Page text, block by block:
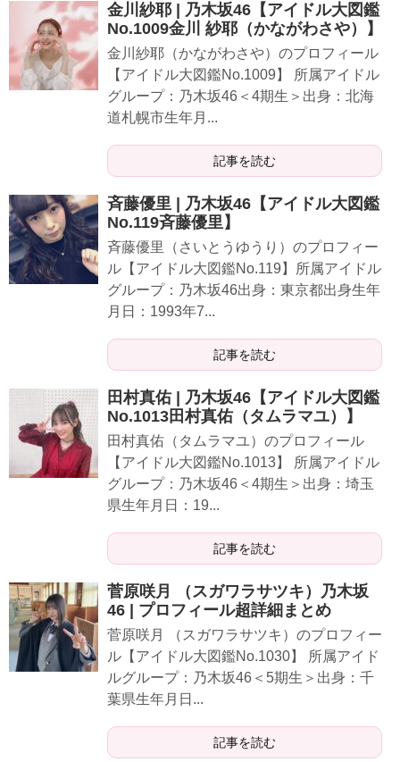
金川紗耶 | 乃木坂46【アイドル大図鑑
No.1009金川 紗耶（かながわさや）】
金川紗耶（かながわさや）のプロフィール
【アイドル大図鑑No.1009】 所属アイドル
グループ：乃木坂46＜4期生＞出身：北海
道札幌市生年月...
記事を読む
斉藤優里 | 乃木坂46【アイドル大図鑑
No.119斉藤優里】
斉藤優里（さいとうゆうり）のプロフィー
ル【アイドル大図鑑No.119】所属アイドル
グループ：乃木坂46出身：東京都出身生年
月日：1993年7...
記事を読む
田村真佑 | 乃木坂46【アイドル大図鑑
No.1013田村真佑（タムラマユ）】
田村真佑（タムラマユ）のプロフィール
【アイドル大図鑑No.1013】 所属アイドル
グループ：乃木坂46＜4期生＞出身：埼玉
県生年月日：19...
記事を読む
菅原咲月 （スガワラサツキ）乃木坂
46 | プロフィール超詳細まとめ
菅原咲月 （スガワラサツキ）のプロフィー
ル【アイドル大図鑑No.1030】 所属アイド
ルグループ：乃木坂46＜5期生＞出身：千
葉県生年月日...
記事を読む